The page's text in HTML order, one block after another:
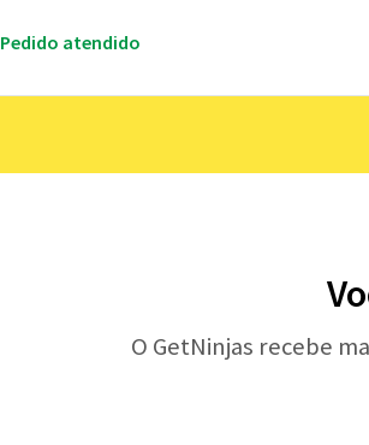
Pedido atendido
O GetNinjas recebe